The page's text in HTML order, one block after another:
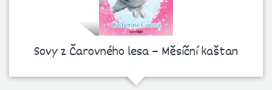
Sovy z Čarovného lesa – Měsíční kaštan